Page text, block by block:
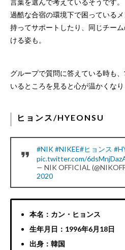
言葉を選んで考えているそうです。
過酷な合宿の環境下で困っている
持ってサポートしたり、同じチー
ける姿も。
グループで質問に答えている時も
いるところを見ると心が温かくなり
ヒョンス/HYEONSU
#NIK#NIKEE#ヒョンス
pic.twitter.com/
— NIK OFFICIAL
2020
本名：カン・ヒョンス
生年月日：1996年6月18日
出身：韓国